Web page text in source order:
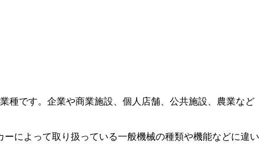
種です。企業や商業施設、個人店舗、公共施設、農業など
によって取り扱っている一般機械の種類や機能などに違い